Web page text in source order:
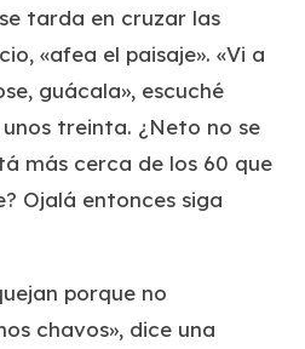
tarda en cruzar las
«afea el paisaje». «Vi a
guácala», escuché
treinta. ¿Neto no se
más cerca de los 60 que
Ojalá entonces siga
porque no
chavos», dice una